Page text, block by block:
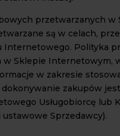
przetwarzanych
są w celach,
Polityka
Sklepie Internetowym,
w zakresie
zakupów
Usługobiorcę
Sprzedawcy).